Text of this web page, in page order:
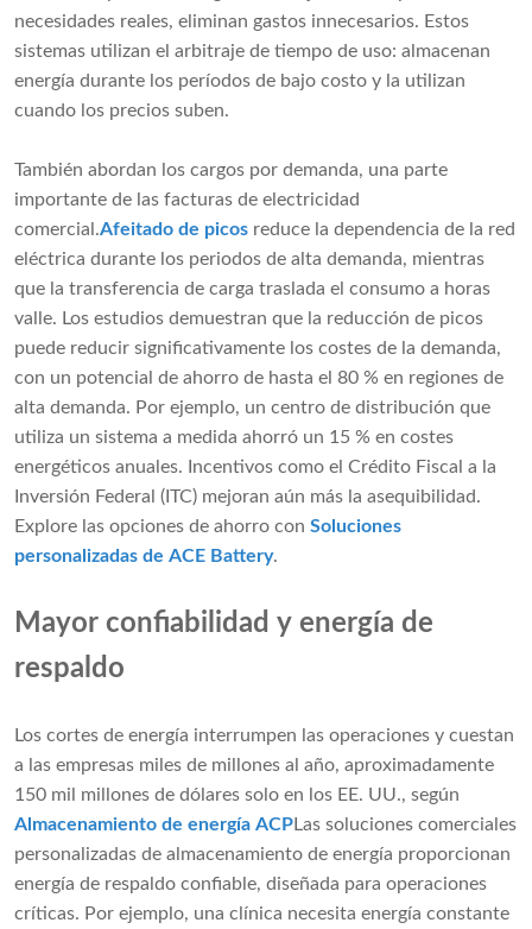
necesidades reales, eliminan gastos innecesarios. Estos
sistemas utilizan el arbitraje de tiempo de uso: almacenan
energía durante los períodos de bajo costo y la utilizan
cuando los precios suben.
También abordan los cargos por demanda, una parte
importante de las facturas de electricidad
comercial.Afeitado de picos reduce la dependencia de la red
eléctrica durante los periodos de alta demanda, mientras
que la transferencia de carga traslada el consumo a horas
valle. Los estudios demuestran que la reducción de picos
puede reducir significativamente los costes de la demanda,
con un potencial de ahorro de hasta el 80 % en regiones de
alta demanda. Por ejemplo, un centro de distribución que
utiliza un sistema a medida ahorró un 15 % en costes
energéticos anuales. Incentivos como el Crédito Fiscal a la
Inversión Federal (ITC) mejoran aún más la asequibilidad.
Explore las opciones de ahorro con Soluciones
personalizadas de ACE Battery.
Mayor confiabilidad y energía de
respaldo
Los cortes de energía interrumpen las operaciones y cuestan
a las empresas miles de millones al año, aproximadamente
150 mil millones de dólares solo en los EE. UU., según
Almacenamiento de energía ACPLas soluciones comerciales
personalizadas de almacenamiento de energía proporcionan
energía de respaldo confiable, diseñada para operaciones
críticas. Por ejemplo, una clínica necesita energía constante